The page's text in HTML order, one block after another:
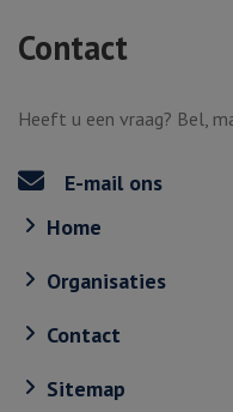
Contact
Heeft u een vraag? Bel,
E-mail ons
Home
Organisaties
Contact
Sitemap